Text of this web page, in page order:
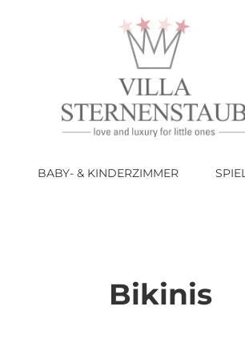
BABY- & KINDERZIMMER
Bikinis